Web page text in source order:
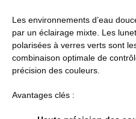
Les environnements d’eau
par un éclairage mixte. Les
polarisées à verres verts sont
combinaison optimale de
précision des couleurs.
Avantages clés :